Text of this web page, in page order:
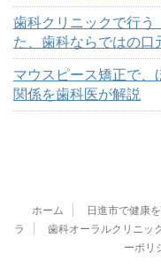
歯科クリニックで行う
た、歯科ならではの口
マウスピース矯正で
関係を歯科医が解説
ホーム
日進市で健康
ラ
歯科オーラルクリニッ
ーポリ